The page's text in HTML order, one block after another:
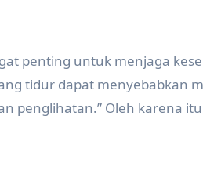
penting untuk menjaga
tidur dapat menyebabkan
penglihatan.” Oleh karena